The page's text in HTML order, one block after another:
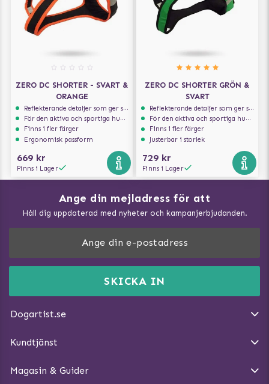
ZERO DC SHORTER - SVART &
ORANGE
Reflekterande detaljer som ger synlighet i svagt ljus
För den aktiva och sportiga hunden
Finns i fler färger
Ergonomisk passform
669 kr
Finns i Lager
ZERO DC SHORTER GRÖN &
SVART
Reflekterande detaljer som ger synlighet i svagt ljus
För den aktiva och sportiga hunden
Finns i fler färger
Justerbar i storlek
729 kr
Finns i Lager
Ange din mejladress för att
Håll dig uppdaterad med nyheter och kampanjerbjudanden.
SKICKA IN
Dogartist.se
DogArtist.se drivs av:
E-post:info@dogartist.se
Kundtjänst
Ångra Köp
Magasin & Guider
Vad kan hundar äta?
Träna Nose Work hemma
Så gör du promenaden roligare
Hundbäddar